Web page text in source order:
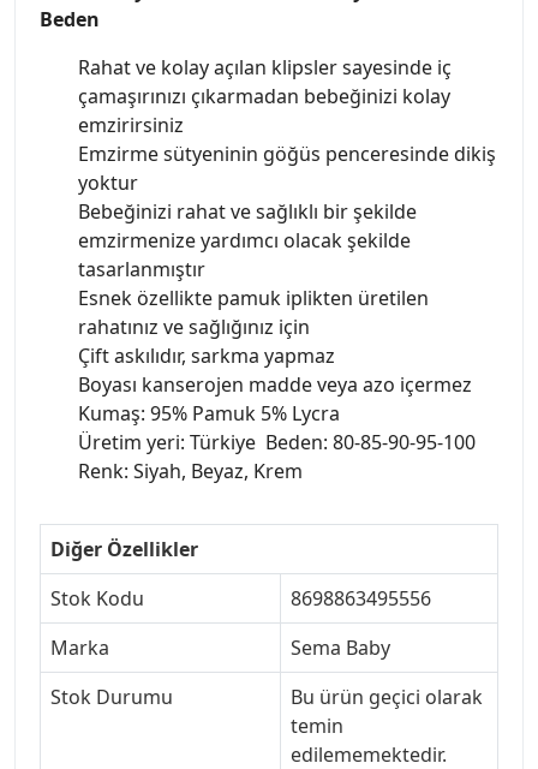
Beden
Rahat ve kolay açılan klipsler sayesinde iç
çamaşırınızı çıkarmadan bebeğinizi kolay
emzirirsiniz
Emzirme sütyeninin göğüs penceresinde dikiş
yoktur
Bebeğinizi rahat ve sağlıklı bir şekilde
emzirmenize yardımcı olacak şekilde
tasarlanmıştır
Esnek özellikte pamuk iplikten üretilen
rahatınız ve sağlığınız için
Çift askılıdır, sarkma yapmaz
Boyası kanserojen madde veya azo içermez
Kumaş: 95% Pamuk 5% Lycra
Üretim yeri: Türkiye Beden: 80-85-90-95-100
Renk: Siyah, Beyaz, Krem
Diğer Özellikler
Stok Kodu
8698863495556
Marka
Sema Baby
Stok Durumu
Bu ürün geçici olarak
temin
edilememektedir.